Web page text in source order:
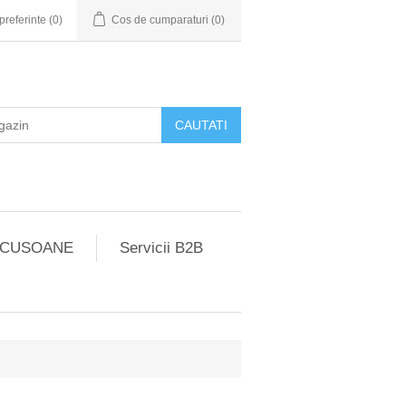
(0) Cos de cumparaturi (0)
Servicii B2B